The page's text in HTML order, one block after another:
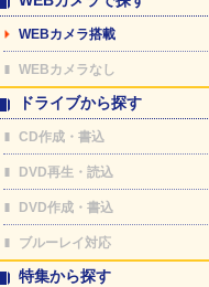
WEBカメラ搭載
WEBカメラなし
ドライブから探す
CD作成・書込
DVD再生・読込
DVD作成・書込
ブルーレイ対応
特集から探す